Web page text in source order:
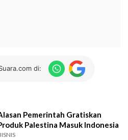
di:
Pemerintah Gratiskan
Palestina Masuk Indonesia